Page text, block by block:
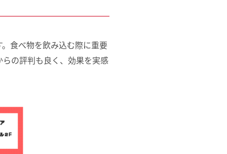
食べ物を飲み込む際に重要
の評判も良く、効果を実感